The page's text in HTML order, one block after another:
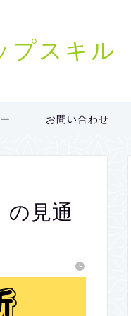
プスキル
お問い合わせ
の見通